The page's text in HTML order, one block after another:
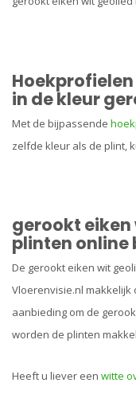
in de kleur
Met de bijpassende
zelfde kleur als de plint,
gerookt
plinten online
De gerookt eiken wit
Vloerenvisie.nl makkelijk
aanbieding om de
worden de plinten
Heeft u liever een witte